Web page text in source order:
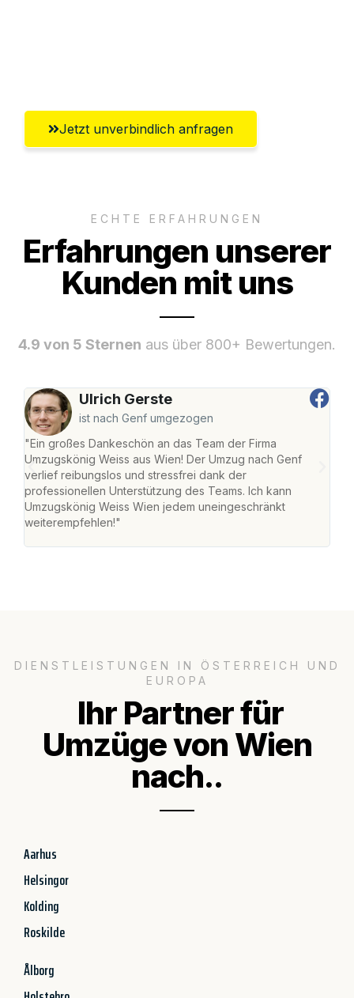
Jetzt unverbindlich anfragen
ECHTE ERFAHRUNGEN
Erfahrungen unserer
Kunden mit uns
4.9 von 5 Sternen aus über 800+ Bewertungen.
Ulrich Gerste
ist nach Genf umgezogen
"Ein großes Dankeschön an das Team der Firma
Umzugskönig Weiss aus Wien! Der Umzug nach Genf
verlief reibungslos und stressfrei dank der
professionellen Unterstützung des Teams. Ich kann
Umzugskönig Weiss Wien jedem uneingeschränkt
weiterempfehlen!"
DIENSTLEISTUNGEN IN ÖSTERREICH UND
EUROPA
Ihr Partner für
Umzüge von Wien
nach..
Aarhus
Helsingor
Kolding
Roskilde
Ålborg